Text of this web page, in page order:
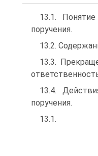
13.1.
поручения.
13.2.
13.3.
13.4.
поручения.
13.1.